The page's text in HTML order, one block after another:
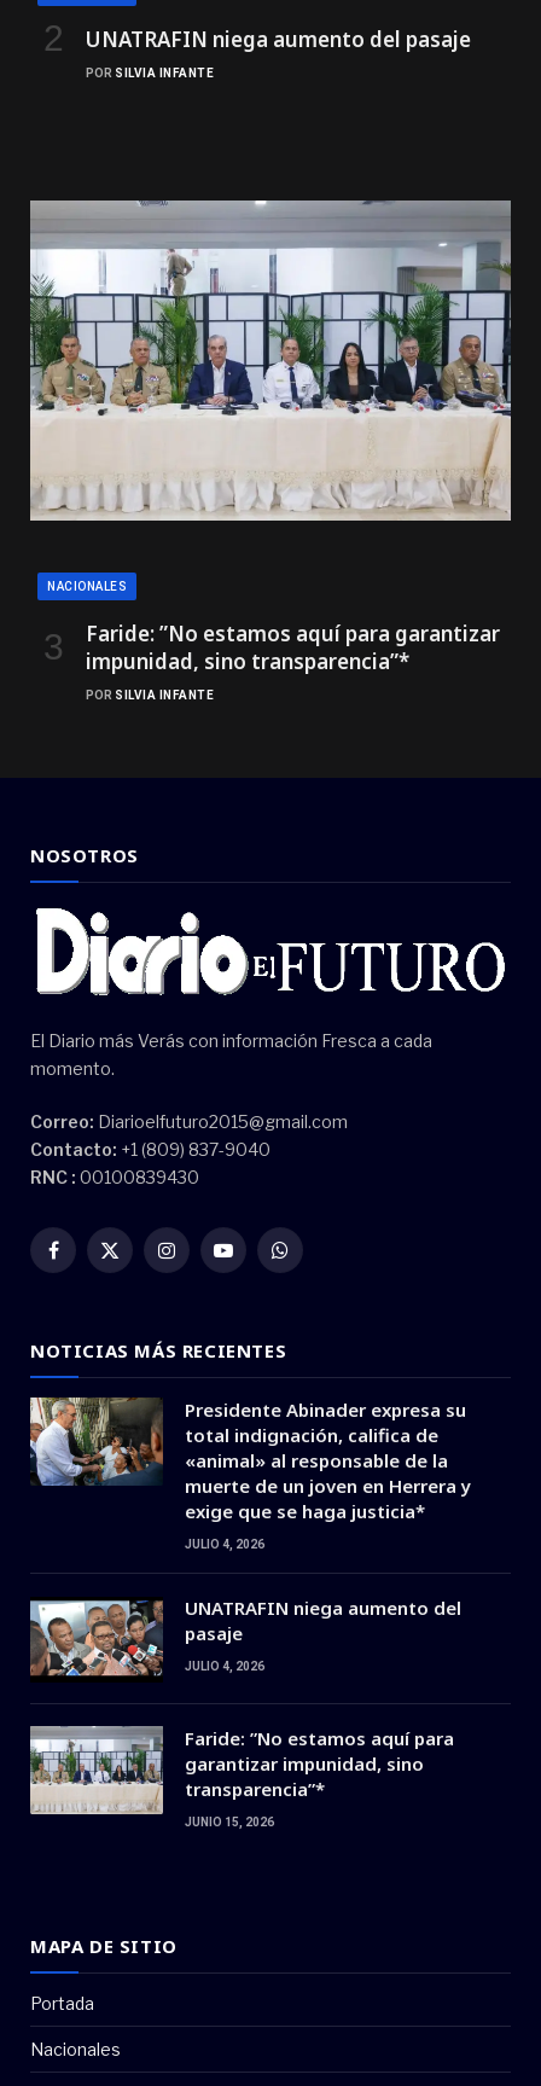
UNATRAFIN niega aumento del pasaje
POR SILVIA INFANTE
NACIONALES
Faride: ”No estamos aquí para garantizar
impunidad, sino transparencia”*
POR SILVIA INFANTE
NOSOTROS
El Diario más Verás con información Fresca a cada
momento.
Correo: Diarioelfuturo2015@gmail.com
Contacto: +1 (809) 837-9040
RNC : 00100839430
Facebook
X
InstagramYouTubeWhatsApp
NOTICIAS MÁS RECIENTES
Presidente Abinader expresa su
total indignación, califica de
«animal» al responsable de la
muerte de un joven en Herrera y
exige que se haga justicia*
JULIO 4, 2026
UNATRAFIN niega aumento del
pasaje
JULIO 4, 2026
Faride: ”No estamos aquí para
garantizar impunidad, sino
transparencia”*
JUNIO 15, 2026
MAPA DE SITIO
Portada
Nacionales